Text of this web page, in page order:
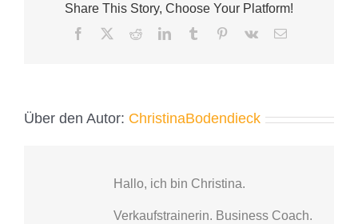
Share This Story, Choose Your Platform!
Facebook RedditLinkedInTumblr Pinterest
Vk
E-
Über den Autor: ChristinaBodendieck
Hallo, ich bin Christina.
Verkaufstrainerin. Business Coach.